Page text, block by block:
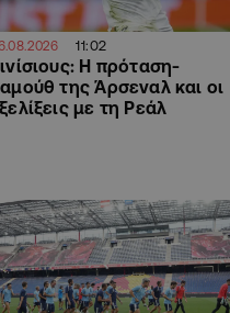
11:02
Η πρόταση-
της Άρσεναλ και οι
με τη Ρεάλ